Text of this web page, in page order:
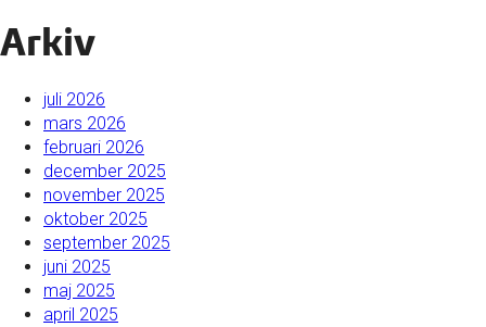
Arkiv
juli 2026
mars 2026
februari 2026
december 2025
november 2025
oktober 2025
september 2025
juni 2025
maj 2025
april 2025